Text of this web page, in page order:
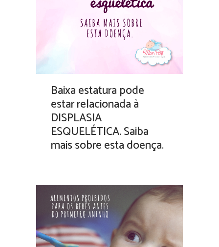
Baixa estatura pode
estar relacionada à
DISPLASIA
ESQUELÉTICA. Saiba
mais sobre esta doença.